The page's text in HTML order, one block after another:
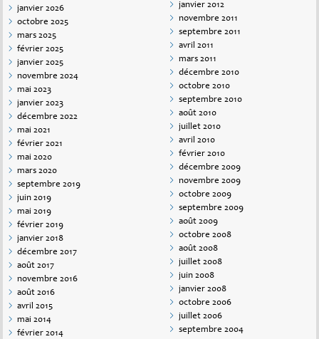
janvier 2026
octobre 2025
mars 2025
février 2025
janvier 2025
novembre 2024
mai 2023
janvier 2023
décembre 2022
mai 2021
février 2021
mai 2020
mars 2020
septembre 2019
juin 2019
mai 2019
février 2019
janvier 2018
décembre 2017
août 2017
novembre 2016
août 2016
avril 2015
mai 2014
février 2014
janvier 2012
novembre 2011
septembre 2011
avril 2011
mars 2011
décembre 2010
octobre 2010
septembre 2010
août 2010
juillet 2010
avril 2010
février 2010
décembre 2009
novembre 2009
octobre 2009
septembre 2009
août 2009
octobre 2008
août 2008
juillet 2008
juin 2008
janvier 2008
octobre 2006
juillet 2006
septembre 2004